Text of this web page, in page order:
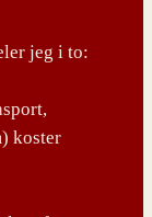
jeg i to:
koster